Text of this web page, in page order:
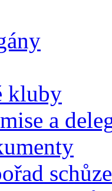
kluby
a
schůze